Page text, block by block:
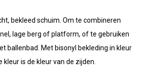
bekleed schuim. Om te combineren
lage berg of platform, of te gebruiken
ballenbad. Met bisonyl bekleding in kleur
kleur is de kleur van de zijden.